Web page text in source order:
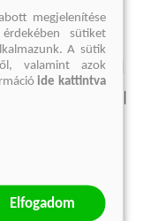
nyilatkozat
megjelenítése
sütiket
A sütik
valamint azok
ide kattintva
Elfogadom